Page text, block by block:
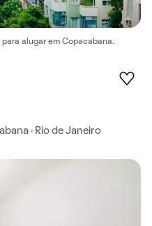
alugar em Copacabana.
· Rio de Janeiro